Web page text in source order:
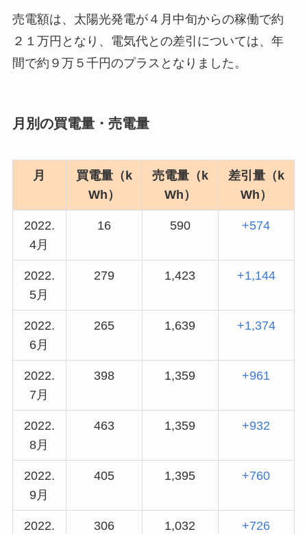
売電額は、太陽光発電が４月中旬からの稼働で約
２１万円となり、電気代との差引については、年
間で約９万５千円のプラスとなりました。
月別の買電量・売電量
月
買電量（k
Wh）
売電量（k
Wh）
差引量（k
Wh）
2022.
4月
16 590 +574
2022.
5月
279 1,423 +1,144
2022.
6月
265 1,639 +1,374
2022.
7月
398 1,359 +961
2022.
8月
463 1,359 +932
2022.
9月
405 1,395 +760
2022.
306 1,032 +726